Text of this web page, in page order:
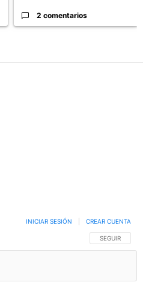
2 comentarios
SIGA ESTA
SEGUIR
INICIAR SESIÓN CREAR CUENTA